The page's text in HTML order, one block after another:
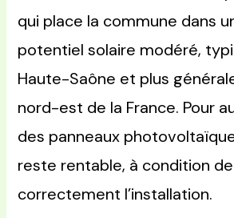
qui place la commune dans
potentiel solaire modéré,
Haute-Saône et plus
nord-est de la France. Pour
des panneaux
reste rentable, à condition
correctement l’installation.